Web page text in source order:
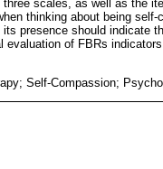
scales, as well as the
thinking about being
presence should indicate
of FBRs
Self-Compassion;